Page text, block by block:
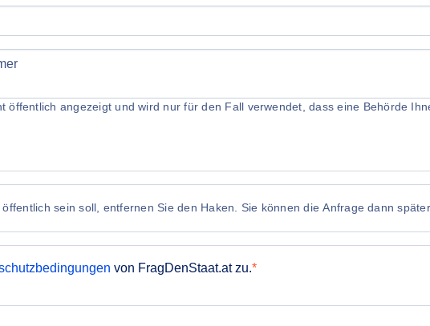
öffentlich angezeigt und wird nur für den Fall verwendet, dass eine Behörde
sein soll, entfernen Sie den Haken. Sie können die Anfrage dann
von FragDenStaat.at zu.